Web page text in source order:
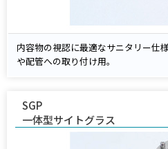
内容物の視認に最適なサニタリー仕
や配管への取り付け用。
SGP
一体型サイトグラス